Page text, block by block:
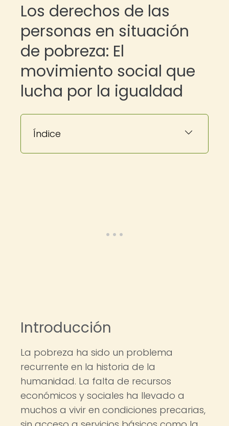
Los derechos de las
personas en situación
de pobreza: El
movimiento social que
lucha por la igualdad
Índice
Introducción
La pobreza ha sido un problema
recurrente en la historia de la
humanidad. La falta de recursos
económicos y sociales ha llevado a
muchos a vivir en condiciones precarias,